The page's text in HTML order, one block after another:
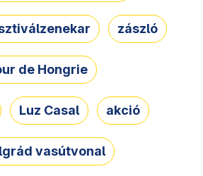
zászló
de Hongrie
Luz Casal akció
vasútvonal